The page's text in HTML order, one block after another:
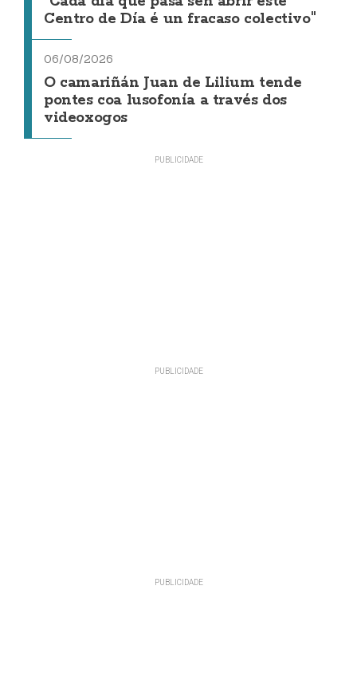
Centro de Día é un fracaso colectivo"
06/08/2026
O camariñán Juan de Lilium tende
pontes coa lusofonía a través dos
videoxogos